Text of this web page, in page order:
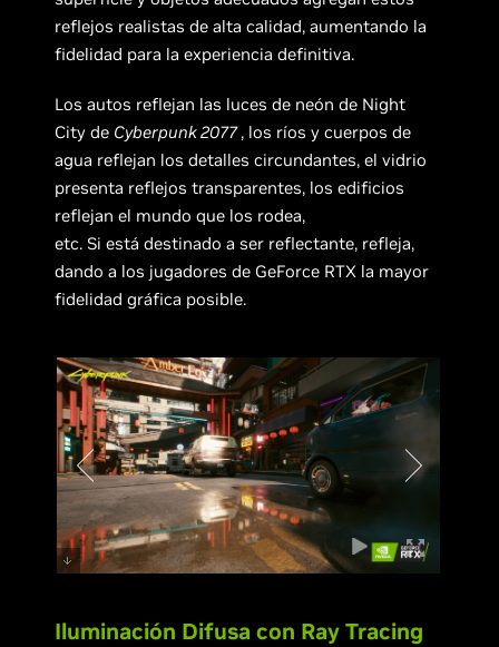
reflejos realistas de alta calidad, aumentando la
fidelidad para la experiencia definitiva.
Los autos reflejan las luces de neón de Night
City de Cyberpunk 2077, los ríos y cuerpos de
agua reflejan los detalles circundantes, el vidrio
presenta reflejos transparentes, los edificios
reflejan el mundo que los rodea,
etc. Si está destinado a ser reflectante, refleja,
dando a los jugadores de GeForce RTX la mayor
fidelidad gráfica posible.
Iluminación Difusa con Ray Tracing